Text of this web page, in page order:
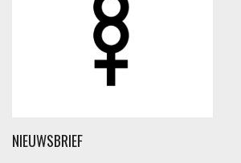
NIEUWSBRIEF